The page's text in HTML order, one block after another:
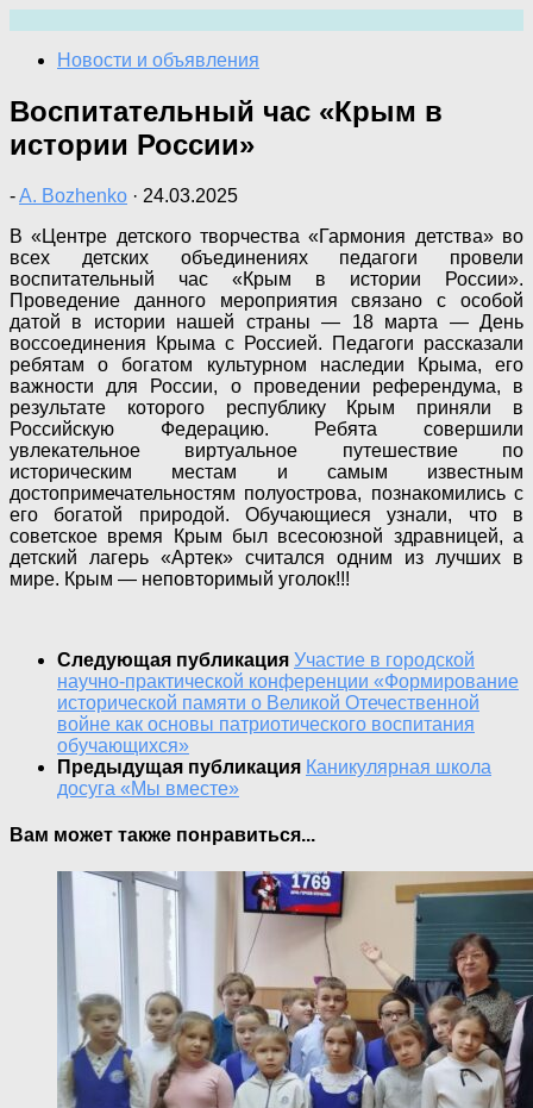
содержимому
Новости и объявления
Воспитательный час «Крым в
истории России»
-A. Bozhenko · 24.03.2025
В «Центре детского творчества «Гармония детства» во
всех детских объединениях педагоги провели
воспитательный час «Крым в истории России».
Проведение данного мероприятия связано с особой
датой в истории нашей страны — 18 марта — День
воссоединения Крыма с Россией. Педагоги рассказали
ребятам о богатом культурном наследии Крыма, его
важности для России, о проведении референдума, в
результате которого республику Крым приняли в
Российскую Федерацию. Ребята совершили
увлекательное виртуальное путешествие по
историческим местам и самым известным
достопримечательностям полуострова, познакомились с
его богатой природой. Обучающиеся узнали, что в
советское время Крым был всесоюзной здравницей, а
детский лагерь «Артек» считался одним из лучших в
мире. Крым — неповторимый уголок!!!
Следующая публикация Участие в городской
научно-практической конференции «Формирование
исторической памяти о Великой Отечественной
войне как основы патриотического воспитания
обучающихся»
Предыдущая публикация Каникулярная школа
досуга «Мы вместе»
Вам может также понравиться...